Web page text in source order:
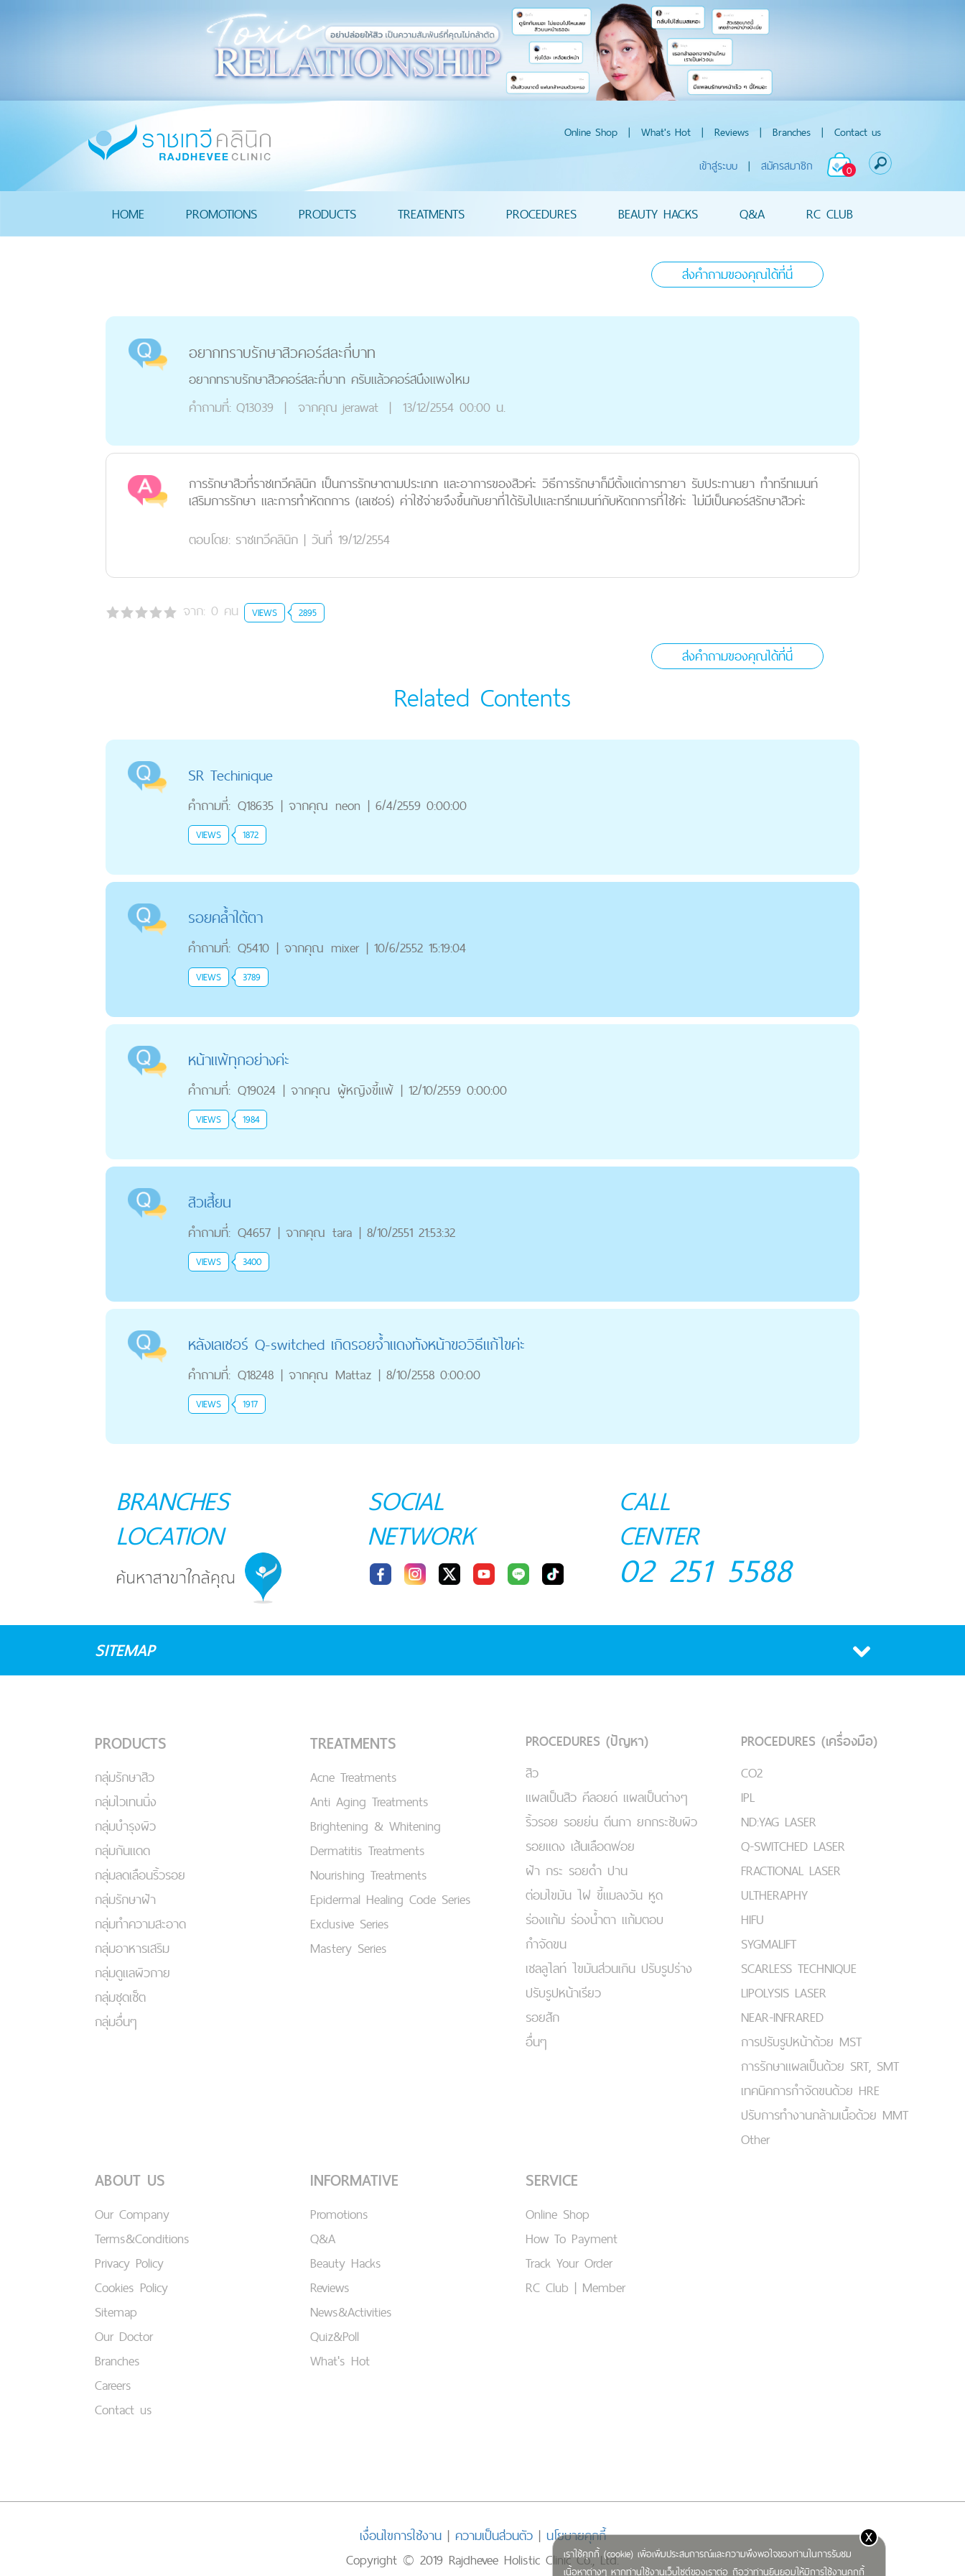
Online Shop | What's Hot | Reviews | Branches | Contact us
0
เข้าสู่ระบบ | สมัครสมาชิก
HOME PROMOTIONS PRODUCTS TREATMENTS PROCEDURES BEAUTY HACKS Q&A RC CLUB
ส่งคำถามของคุณได้ที่นี่
อยากทราบรักษาสิวคอร์สละกี่บาท
อยากทราบรักษาสิวคอร์สละกี่บาท ครับแล้วคอร์สนึงแพงไหม
คำถามที่: Q13039 | จากคุณ jerawat | 13/12/2554 00:00 น.
การรักษาสิวที่ราชเทวีคลินิก เป็นการรักษาตามประเภท และอาการของสิวค่ะ วิธีการรักษาก็มีตั้งแต่การทายา รับประทานยา ทำทรีทเมนท์
เสริมการรักษา และการทำหัตถการ (เลเซอร์) ค่าใช้จ่ายจึงขึ้นกับยาที่ได้รับไปและทรีทเมนท์กับหัตถการที่ใช้ค่ะ ไม่มีเป็นคอร์สรักษาสิวค่ะ
ตอบโดย: ราชเทวีคลินิก | วันที่ 19/12/2554
จาก: 0 คน VIEWS 2895
ส่งคำถามของคุณได้ที่นี่
Related Contents
SR Techinique
คำถามที่: Q18635 | จากคุณ neon | 6/4/2559 0:00:00
VIEWS 1872
รอยคล้ำใต้ตา
คำถามที่: Q5410 | จากคุณ mixer | 10/6/2552 15:19:04
VIEWS 3789
หน้าแพ้ทุกอย่างค่ะ
คำถามที่: Q19024 | จากคุณ ผู้หญิงขี้แพ้ | 12/10/2559 0:00:00
VIEWS 1984
สิวเสี้ยน
คำถามที่: Q4657 | จากคุณ tara | 8/10/2551 21:53:32
VIEWS 3400
หลังเลเซอร์ Q-switched เกิดรอยจ้ำแดงทัังหน้าขอวิธีแก้ไขค่ะ
คำถามที่: Q18248 | จากคุณ Mattaz | 8/10/2558 0:00:00
VIEWS 1917
เราใช้คุกกี้ (cookie) เพื่อเพิ่มประสบการณ์และความพึงพอใจของท่านในการรับชม
เนื้อหาต่างๆ หากท่านใช้งานเว็บไซต์ของเราต่อ ถือว่าท่านยินยอมให้มีการใช้งานคุกกี้
x
BRANCHES
LOCATION
SOCIAL
NETWORK
CALL
CENTER
02 251 5588
SITEMAP
PRODUCTS
กลุ่มรักษาสิว
กลุ่มไวเทนนิ่ง
กลุ่มบำรุงผิว
กลุ่มกันแดด
กลุ่มลดเลือนริ้วรอย
กลุ่มรักษาฝ้า
กลุ่มทำความสะอาด
กลุ่มอาหารเสริม
กลุ่มดูแลผิวกาย
กลุ่มชุดเซ็ต
กลุ่มอื่นๆ
TREATMENTS
Acne Treatments
Anti Aging Treatments
Brightening & Whitening
Dermatitis Treatments
Nourishing Treatments
Epidermal Healing Code Series
Exclusive Series
Mastery Series
PROCEDURES (ปัญหา)
สิว
แผลเป็นสิว คีลอยด์ แผลเป็นต่างๆ
ริ้วรอย รอยย่น ตีนกา ยกกระชับผิว
รอยแดง เส้นเลือดฟอย
ฝ้า กระ รอยดำ ปาน
ต่อมไขมัน ไฝ ขี้แมลงวัน หูด
ร่องแก้ม ร่องน้ำตา แก้มตอบ
กำจัดขน
เชลลูไลท์ ไขมันส่วนเกิน ปรับรูปร่าง
ปรับรูปหน้าเรียว
รอยสัก
อื่นๆ
PROCEDURES (เครื่องมือ)
CO2
IPL
ND:YAG LASER
Q-SWITCHED LASER
FRACTIONAL LASER
ULTHERAPHY
HIFU
SYGMALIFT
SCARLESS TECHNIQUE
LIPOLYSIS LASER
NEAR-INFRARED
การปรับรูปหน้าด้วย MST
การรักษาแผลเป็นด้วย SRT, SMT
เทคนิคการกำจัดขนด้วย HRE
ปรับการทำงานกล้ามเนื้อด้วย MMT
Other
ABOUT US
Our Company
Terms&Conditions
Privacy Policy
Cookies Policy
Sitemap
Our Doctor
Branches
Careers
Contact us
INFORMATIVE
Promotions
Q&A
Beauty Hacks
Reviews
News&Activities
Quiz&Poll
What's Hot
SERVICE
Online Shop
How To Payment
Track Your Order
RC Club | Member
เงื่อนไขการใช้งาน| ความเป็นส่วนตัว| นโยบายคุกกี้
Copyright © 2019 Rajdhevee Holistic Clinic Co., Ltd.